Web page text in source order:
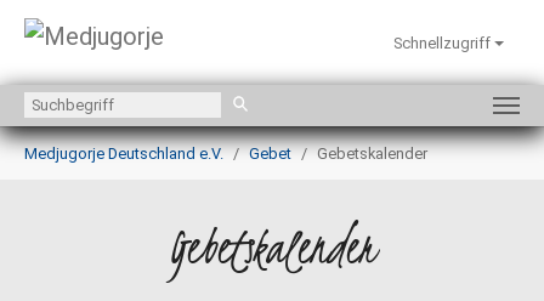
Zum Hauptinhalt springen
Schnellzugriff
Sie sind hier:
Medjugorje Deutschland e.V.
Gebet Gebetskalender
Gebetskalender